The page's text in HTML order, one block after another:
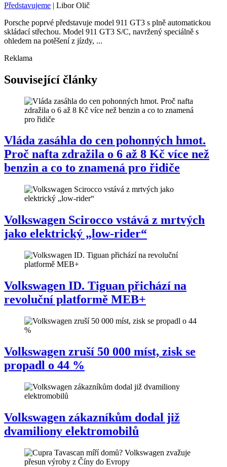
Představujeme | Libor Olič
Porsche poprvé představuje model 911 GT3 s plně automatickou
skládací střechou. Model 911 GT3 S/C, navržený speciálně s
ohledem na potěšení z jízdy, ...
Reklama
Související články
Vláda zasáhla do cen pohonných hmot.
Proč nafta zdražila o 6 až 8 Kč více než
benzin a co to znamená pro řidiče
Volkswagen Scirocco vstává z mrtvých
jako elektrický „low-rider“
Volkswagen ID. Tiguan přichází na
revoluční platformě MEB+
Volkswagen zruší 50 000 míst, zisk se
propadl o 44 %
Volkswagen zákazníkům dodal již
dvamiliony elektromobilů